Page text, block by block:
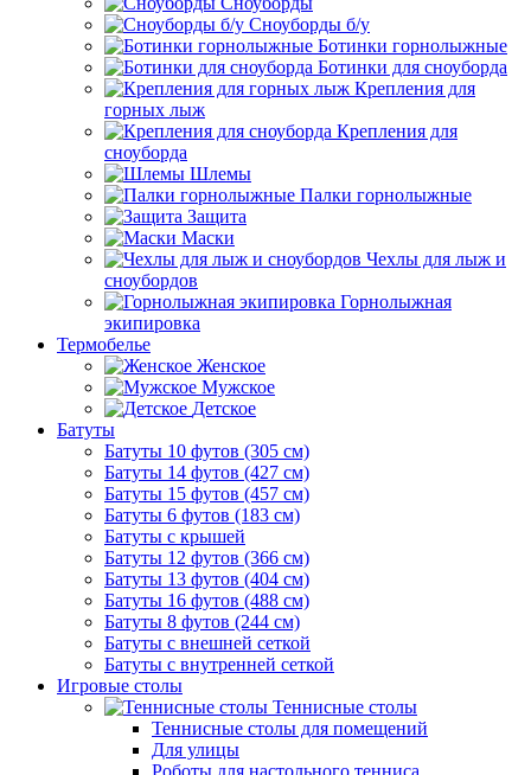
Сноуборды б/у
Ботинки горнолыжные
Ботинки для сноуборда
Крепления для
горных лыж
Крепления для
сноуборда
Шлемы
Палки горнолыжные
Защита
Маски
Чехлы для лыж и
сноубордов
Горнолыжная
экипировка
Термобелье
Женское
Мужское
Детское
Батуты
Батуты 10 футов (305 см)
Батуты 14 футов (427 см)
Батуты 15 футов (457 см)
Батуты 6 футов (183 см)
Батуты с крышей
Батуты 12 футов (366 см)
Батуты 13 футов (404 см)
Батуты 16 футов (488 см)
Батуты 8 футов (244 см)
Батуты с внешней сеткой
Батуты с внутренней сеткой
Игровые столы
Теннисные столы
Теннисные столы для помещений
Для улицы
Роботы для настольного тенниса